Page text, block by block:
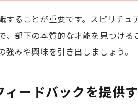
することが重要です。スピリチ
、部下の本質的な才能を見つける
みや興味を引き出しましょう。
ィードバックを提供